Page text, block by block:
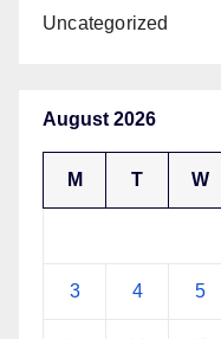
Uncategorized
August 2026
M T W
3 4 5